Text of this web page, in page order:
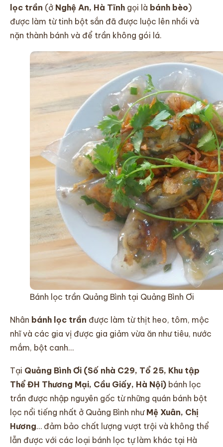
lọc trần (ở Nghệ An, Hà Tĩnh gọi là bánh bèo)
được làm từ tinh bột sắn đã được luộc lên nhồi và
nặn thành bánh và để trần không gói lá.
Bánh lọc trần Quảng Bình tại Quảng Bình Ơi
Nhân bánh lọc trần được làm từ thịt heo, tôm, mộc
nhĩ và các gia vị được gia giảm vừa ăn như tiêu, nước
mắm, bột canh…
Tại Quảng Bình Ơi (Số nhà C29, Tổ 25, Khu tập
Thể ĐH Thương Mại, Cầu Giấy, Hà Nội) bánh lọc
trần được nhập nguyên gốc từ những quán bánh bột
lọc nổi tiếng nhất ở Quảng Bình như Mệ Xuân, Chị
Hương… đảm bảo chất lượng vượt trội và không thể
lẫn được với các loại bánh lọc tự làm khác tại Hà